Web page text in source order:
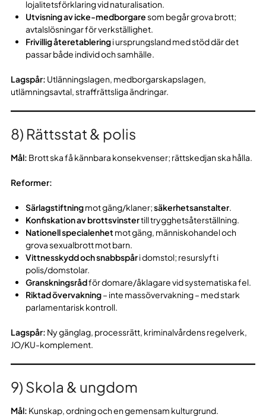
lojalitetsförklaring vid naturalisation.
Utvisning av icke-medborgaresom begår grova brott;
avtalslösningar för verkställighet.
Frivillig återetableringi ursprungsland med stöd där det
passar både individ och samhälle.
Lagspår: Utlänningslagen, medborgarskapslagen,
utlämningsavtal, straffrättsliga ändringar.
8) Rättsstat & polis
Mål: Brott ska få kännbara konsekvenser; rättskedjan ska hålla.
Reformer:
Särlagstiftningmot gäng/klaner;säkerhetsanstalter.
Konfiskation av brottsvinstertill trygghetsåterställning.
Nationell specialenhet mot gäng, människohandel och
grova sexualbrott mot barn.
Vittnesskydd och snabbspåri domstol; resurslyft i
polis/domstolar.
Granskningsrådför domare/åklagare vid systematiska fel.
Riktad övervakning– inte massövervakning – med stark
parlamentarisk kontroll.
Lagspår: Ny gänglag, processrätt, kriminalvårdens regelverk,
JO/KU-komplement.
9) Skola & ungdom
Mål: Kunskap, ordning och en gemensam kulturgrund.